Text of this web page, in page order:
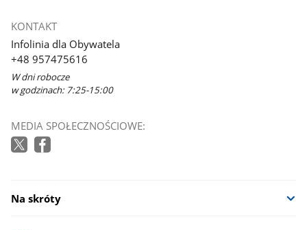
KONTAKT
Infolinia dla Obywatela
+48 957475616
W dni robocze
w godzinach: 7:25-15:00
MEDIA SPOŁECZNOŚCIOWE:
Na skróty